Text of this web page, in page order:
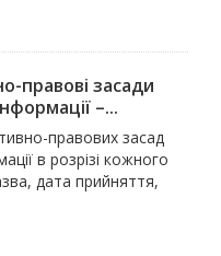
правові засади
–...
правових засад
в розрізі кожного
дата прийняття,